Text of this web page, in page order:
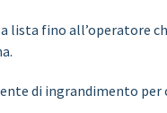
fino all’operatore
di ingrandimento per